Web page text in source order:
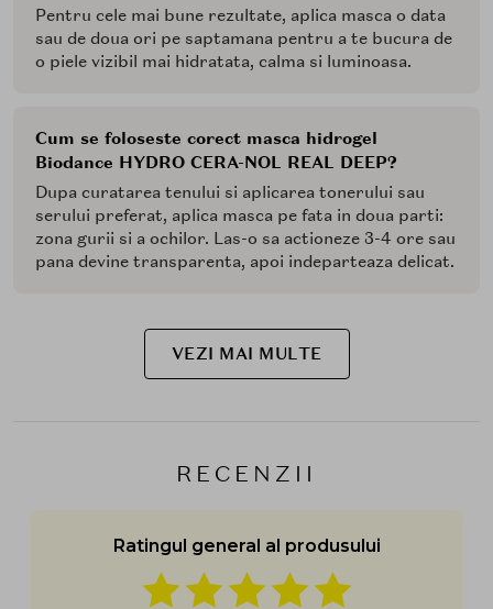
Pentru cele mai bune rezultate, aplica masca o data
sau de doua ori pe saptamana pentru a te bucura de
o piele vizibil mai hidratata, calma si luminoasa.
Cum se foloseste corect masca hidrogel
Biodance HYDRO CERA-NOL REAL DEEP?
Dupa curatarea tenului si aplicarea tonerului sau
serului preferat, aplica masca pe fata in doua parti:
zona gurii si a ochilor. Las-o sa actioneze 3-4 ore sau
pana devine transparenta, apoi indeparteaza delicat.
VEZI MAI MULTE
RECENZII
Ratingul general al produsului